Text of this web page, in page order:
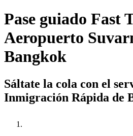
Pase guiado Fast
Aeropuerto
Bangkok
Sáltate la cola con el
Inmigración Rápida de